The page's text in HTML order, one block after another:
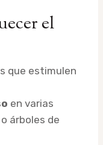
el
que estimulen
en varias
árboles de